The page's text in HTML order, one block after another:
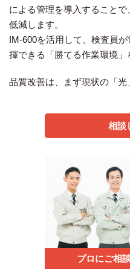
による管理を導入すること
低減します。
IM-600を活用して、検査員
揮できる「勝てる作業環境」
品質改善は、まず現状の「光
相談
プロにご相